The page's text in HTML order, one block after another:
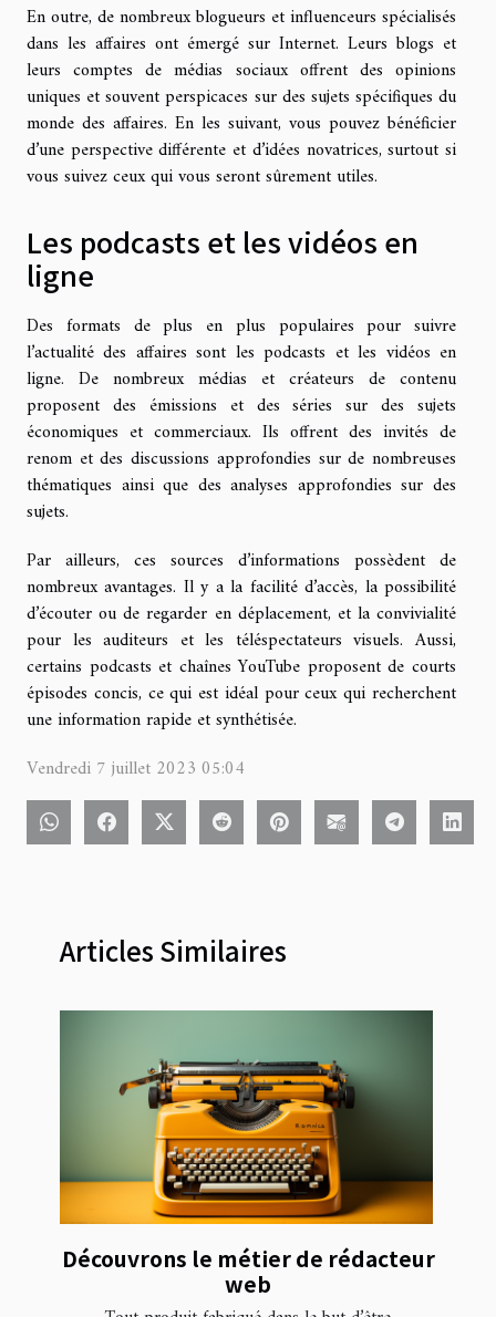
En outre, de nombreux blogueurs et influenceurs spécialisés
dans les affaires ont émergé sur Internet. Leurs blogs et
leurs comptes de médias sociaux offrent des opinions
uniques et souvent perspicaces sur des sujets spécifiques du
monde des affaires. En les suivant, vous pouvez bénéficier
d’une perspective différente et d’idées novatrices, surtout si
vous suivez ceux qui vous seront sûrement utiles.
Les podcasts et les vidéos en
ligne
Des formats de plus en plus populaires pour suivre
l’actualité des affaires sont les podcasts et les vidéos en
ligne. De nombreux médias et créateurs de contenu
proposent des émissions et des séries sur des sujets
économiques et commerciaux. Ils offrent des invités de
renom et des discussions approfondies sur de nombreuses
thématiques ainsi que des analyses approfondies sur des
sujets.
Par ailleurs, ces sources d’informations possèdent de
nombreux avantages. Il y a la facilité d’accès, la possibilité
d’écouter ou de regarder en déplacement, et la convivialité
pour les auditeurs et les téléspectateurs visuels. Aussi,
certains podcasts et chaînes YouTube proposent de courts
épisodes concis, ce qui est idéal pour ceux qui recherchent
une information rapide et synthétisée.
Vendredi 7 juillet 2023 05:04
Articles Similaires
Découvrons le métier de rédacteur
web